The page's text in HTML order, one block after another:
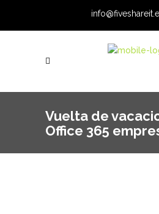
Vuelta de
Office 365